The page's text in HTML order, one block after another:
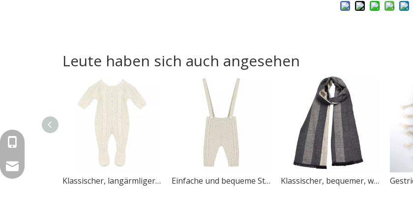
Leute haben sich auch angesehen
Klassischer, langärmliger, einfarbiger, modischer Knopf-Design-Baby-Strickoverall Einfache und bequeme Strick-Baby-Hosenträger Klassischer, bequemer, weicher und modischer, vielseitiger Strick-Herrenschal
carlye@springair-textile.com